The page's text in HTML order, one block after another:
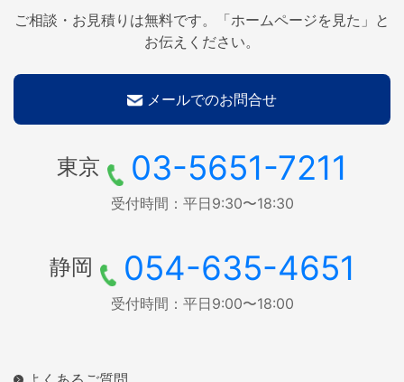
ご相談・お見積りは無料です。「ホームページを見た」と
お伝えください。
メールでのお問合せ
東京 03-5651-7211
受付時間：平日9:30〜18:30
静岡 054-635-4651
受付時間：平日9:00〜18:00